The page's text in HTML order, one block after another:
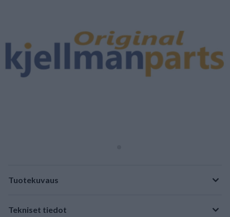
Tuotekuvaus
Tekniset tiedot